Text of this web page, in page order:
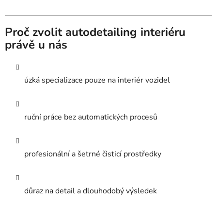
Proč zvolit autodetailing interiéru
právě u nás
úzká specializace pouze na interiér vozidel
ruční práce bez automatických procesů
profesionální a šetrné čisticí prostředky
důraz na detail a dlouhodobý výsledek